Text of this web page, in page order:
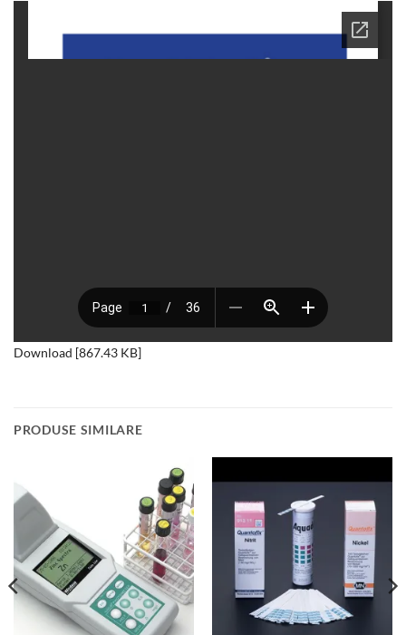
Download [867.43 KB]
PRODUSE SIMILARE